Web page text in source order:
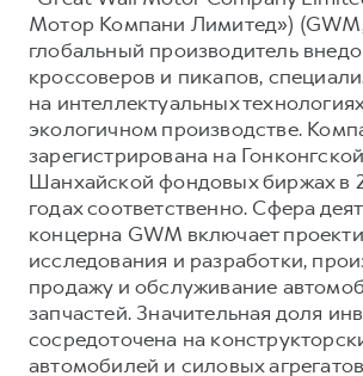
Мотор Компани Лимитед»)
глобальный производитель
кроссоверов и пикапов,
на интеллектуальных
экологичном производстве.
зарегистрирована на
Шанхайской фондовых биржах в
годах соответственно. Сфера
концерна GWM включает
исследования и разработки,
продажу и обслуживание
запчастей. Значительная доля
сосредоточена на
автомобилей и силовых